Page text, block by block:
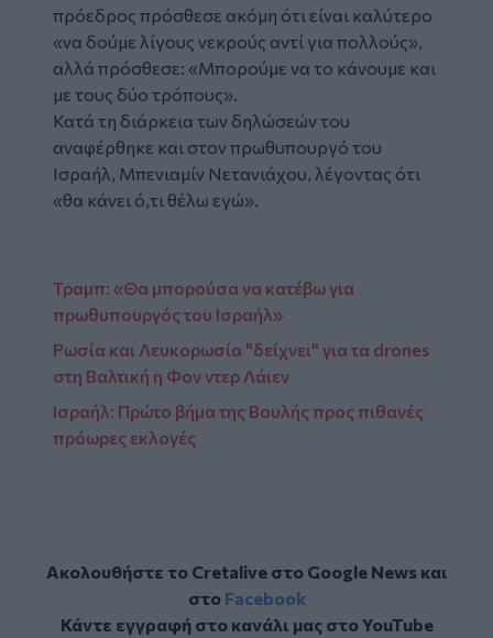
πρόεδρος πρόσθεσε ακόμη ότι είναι καλύτερο
«να δούμε λίγους νεκρούς αντί για πολλούς»,
αλλά πρόσθεσε: «Μπορούμε να το κάνουμε και
με τους δύο τρόπους».
Κατά τη διάρκεια των δηλώσεών του
αναφέρθηκε και στον πρωθυπουργό του
Ισραήλ, Μπενιαμίν Νετανιάχου, λέγοντας ότι
«θα κάνει ό,τι θέλω εγώ».
Τραμπ: «Θα μπορούσα να κατέβω για
πρωθυπουργός του Ισραήλ»
Ρωσία και Λευκορωσία "δείχνει" για τα drones
στη Βαλτική η Φον ντερ Λάιεν
Ισραήλ: Πρώτο βήμα της Βουλής προς πιθανές
πρόωρες εκλογές
Ακολουθήστε το Cretalive στο Google Newsκαι
στο Facebook
Κάντε εγγραφή στο κανάλι μας στοYouTube